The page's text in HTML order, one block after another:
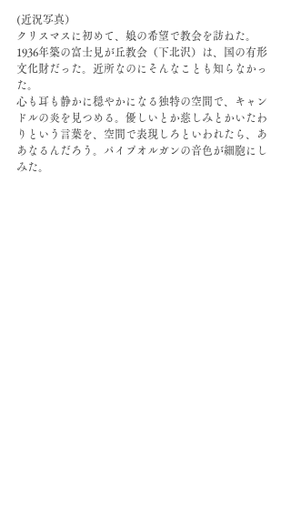
(近況写真）
クリスマスに初めて、娘の希望で教会を訪ねた。
1936年築の富士見が丘教会（下北沢）は、国の有形
文化財だった。近所なのにそんなことも知らなかっ
た。
心も耳も静かに穏やかになる独特の空間で、キャン
ドルの炎を見つめる。優しいとか慈しみとかいたわ
りという言葉を、空間で表現しろといわれたら、あ
あなるんだろう。パイプオルガンの音色が細胞にし
みた。